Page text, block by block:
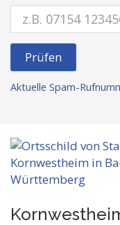
Prüfen
Aktuelle Spam-